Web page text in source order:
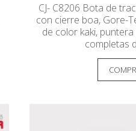
CJ- C8206 Bota de
con cierre boa, Gore-
de color kaki,
completas